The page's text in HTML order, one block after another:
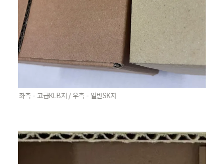
좌측 - 고급KLB지 / 우측 - 일반SK지